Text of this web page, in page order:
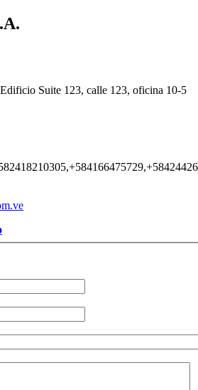
Suite 123, calle 123, oficina 10-5